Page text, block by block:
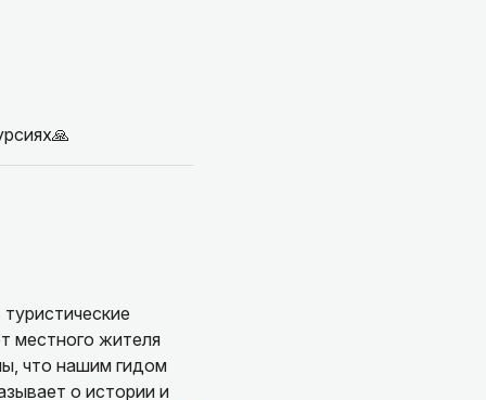
местного жителя
что нашим гидом
о истории и